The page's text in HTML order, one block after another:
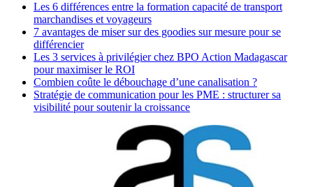
Les 6 différences entre la formation capacité de transport
marchandises et voyageurs
7 avantages de miser sur des goodies sur mesure pour se
différencier
Les 3 services à privilégier chez BPO Action Madagascar
pour maximiser le ROI
Combien coûte le débouchage d’une canalisation ?
Stratégie de communication pour les PME : structurer sa
visibilité pour soutenir la croissance